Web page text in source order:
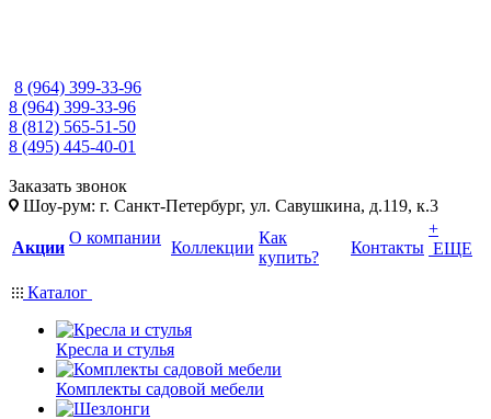
8 (964) 399-33-96
8 (964) 399-33-96
8 (812) 565-51-50
8 (495) 445-40-01
Заказать звонок
Шоу-рум: г. Санкт-Петербург, ул. Савушкина, д.119, к.3
Акции
О компании
Коллекции
Как
купить?
Контакты
+
ЕЩЕ
Каталог
Кресла и стулья
Комплекты садовой мебели